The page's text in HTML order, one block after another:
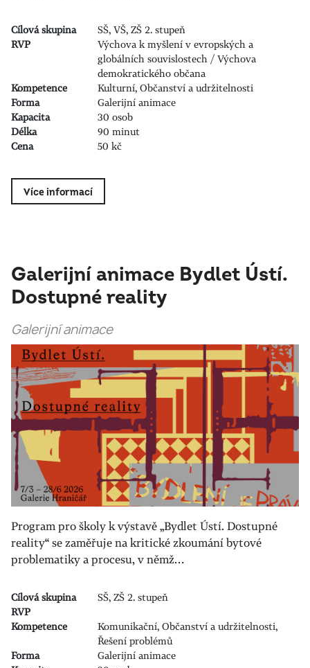
Cílová skupina
SŠ, VŠ, ZŠ 2. stupeň
RVP
Výchova k myšlení v evropských a
globálních souvislostech / Výchova
demokratického občana
Kompetence
Kulturní, Občanství a udržitelnosti
Forma
Galerijní animace
Kapacita
30 osob
Délka
90 minut
Cena
50 kč
Více informací
Galerijní animace Bydlet Ústí.
Dostupné reality
Galerijní animace
Program pro školy k výstavě „Bydlet Ústí. Dostupné
reality“ se zaměřuje na kritické zkoumání bytové
problematiky a procesu, v němž…
Cílová skupina
SŠ, ZŠ 2. stupeň
RVP
Kompetence
Komunikační, Občanství a udržitelnosti,
Řešení problémů
Forma
Galerijní animace